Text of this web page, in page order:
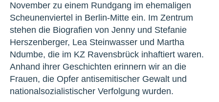
November zu einem Rundgang im ehemaligen
Scheunenviertel in Berlin-Mitte ein. Im Zentrum
stehen die Biografien von Jenny und Stefanie
Herszenberger, Lea Steinwasser und Martha
Ndumbe, die im KZ Ravensbrück inhaftiert waren.
Anhand ihrer Geschichten erinnern wir an die
Frauen, die Opfer antisemitischer Gewalt und
nationalsozialistischer Verfolgung wurden.